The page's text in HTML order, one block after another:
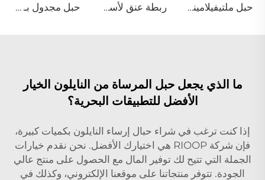
حبل ملتيفيلامينت بولي بروبيلين مجدول ربطة عنق لأسفل حبل مجدول بـ 8 خيوط
ما الذي يجعل حبل المرساة من النايلون الخيار
الأفضل للتطبيقات البحرية؟
إذا كنت ترغب في شراء حبال إرساء النايلون بكميات كبيرة،
فإن شركة RIOOP هي اختيارك الأفضل. نحن نقدم خيارات
الجملة التي تتيح لك توفير المال مع الحصول على منتج عالي
الجودة. تتوفر منتجاتنا على موقعنا الإلكتروني، وكذلك في